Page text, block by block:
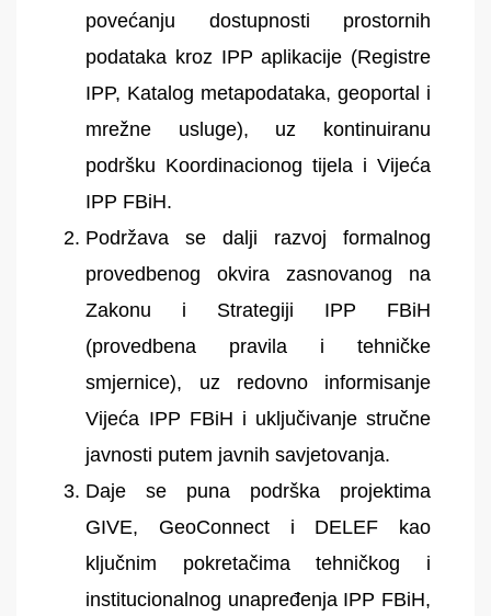
povećanju dostupnosti prostornih
podataka kroz IPP aplikacije (Registre
IPP, Katalog metapodataka, geoportal i
mrežne usluge), uz kontinuiranu
podršku Koordinacionog tijela i Vijeća
IPP FBiH.
Podržava se dalji razvoj formalnog
provedbenog okvira zasnovanog na
Zakonu i Strategiji IPP FBiH
(provedbena pravila i tehničke
smjernice), uz redovno informisanje
Vijeća IPP FBiH i uključivanje stručne
javnosti putem javnih savjetovanja.
Daje se puna podrška projektima
GIVE, GeoConnect i DELEF kao
ključnim pokretačima tehničkog i
institucionalnog unapređenja IPP FBiH,